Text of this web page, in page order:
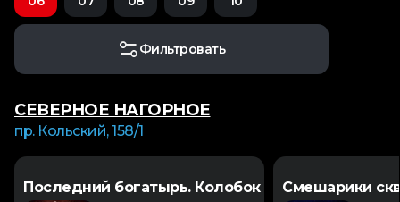
Фильтровать
СЕВЕРНОЕ НАГОРНОЕ
пр. Кольский, 158/1
Последний богатырь. Колобок Смешарики